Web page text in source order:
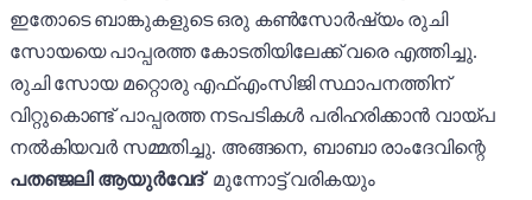
ഇതോടെ ബാങ്കുകളുടെ ഒരു കൺസോർഷ്യം രുചി
സോയയെ പാപ്പരത്ത കോടതിയിലേക്ക് വരെ എത്തിച്ചു.
രുചി സോയ മറ്റൊരു എഫ്എംസിജി സ്ഥാപനത്തിന്
വിറ്റുകൊണ്ട് പാപ്പരത്ത നടപടികൾ പരിഹരിക്കാൻ വായ്പ
നൽകിയവർ സമ്മതിച്ചു. അങ്ങനെ, ബാബാ രാംദേവിന്റെ
പതഞ്ജലി ആയുർവേദ്മുന്നോട്ട് വരികയും